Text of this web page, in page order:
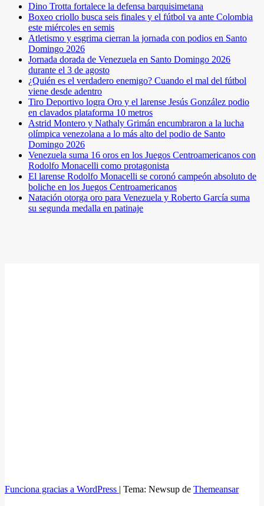
Dino Trotta fortalece la defensa barquisimetana
Boxeo criollo busca seis finales y el fútbol va ante Colombia
este miércoles en semis
Atletismo y esgrima cierran la jornada con podios en Santo
Domingo 2026
Jornada dorada de Venezuela en Santo Domingo 2026
durante el 3 de agosto
¿Quién es el verdadero enemigo? Cuando el mal del fútbol
viene desde adentro
Tiro Deportivo logra Oro y el larense Jesús González podio
en clavados plataforma 10 metros
Astrid Montero y Nathaly Grimán encumbraron a la lucha
olímpica venezolana a lo más alto del podio de Santo
Domingo 2026
Venezuela suma 16 oros en los Juegos Centroamericanos con
Rodolfo Monacelli como protagonista
El larense Rodolfo Monacelli se coronó campeón absoluto de
boliche en los Juegos Centroamericanos
Natación otorga oro para Venezuela y Roberto García suma
su segunda medalla en patinaje
Funciona gracias a WordPress | Tema: Newsup de Themeansar